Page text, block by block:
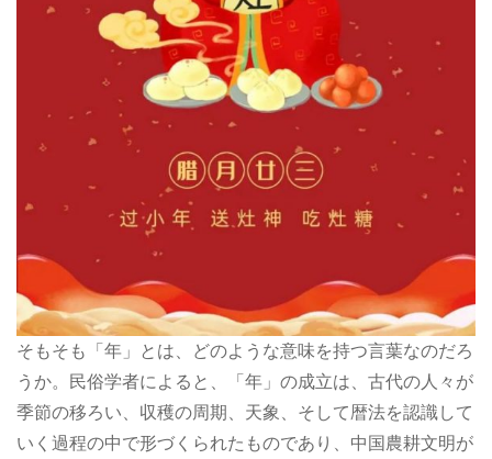
そもそも「年」とは、どのような意味を持つ言葉なのだろ
うか。民俗学者によると、「年」の成立は、古代の人々が
季節の移ろい、収穫の周期、天象、そして暦法を認識して
いく過程の中で形づくられたものであり、中国農耕文明が